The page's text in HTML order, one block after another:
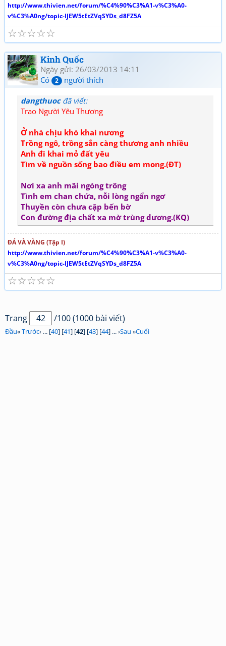
http://www.thivien.net/forum/%C4%90%C3%A1-v%C3%A0-
v%C3%A0ng/topic-IJEW5tEtZVqSYDs_d8FZ5A
☆
☆
☆
☆
☆
Kinh Quốc
Ngày gửi: 26/03/2013 14:11
Có
2 người thích
dangthuocđã viết:
Trao Người Yêu Thương
Ở nhà chịu khó khai nương
Trồng ngô, trồng sắn càng thương anh nhiều
Anh đi khai mỏ đất yêu
Tìm về nguồn sống bao điều em mong.(ĐT)
Nơi xa anh mãi ngóng trông
Tình em chan chứa, nỗi lòng ngẩn ngơ
Thuyền còn chưa cập bến bờ
Con đường địa chất xa mờ trùng dương.(KQ)
ĐÁ VÀ VÀNG (Tập I)
http://www.thivien.net/forum/%C4%90%C3%A1-v%C3%A0-
v%C3%A0ng/topic-IJEW5tEtZVqSYDs_d8FZ5A
☆
☆
☆
☆
☆
Trang /100 (1000 bài viết)
Đầu«Trước‹ ... [40] [41] [42] [43] [44] ... ›Sau »Cuối